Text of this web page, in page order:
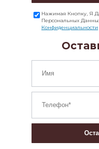
Нажимая Кнопку, Я
Персональных
Конфиденциальности